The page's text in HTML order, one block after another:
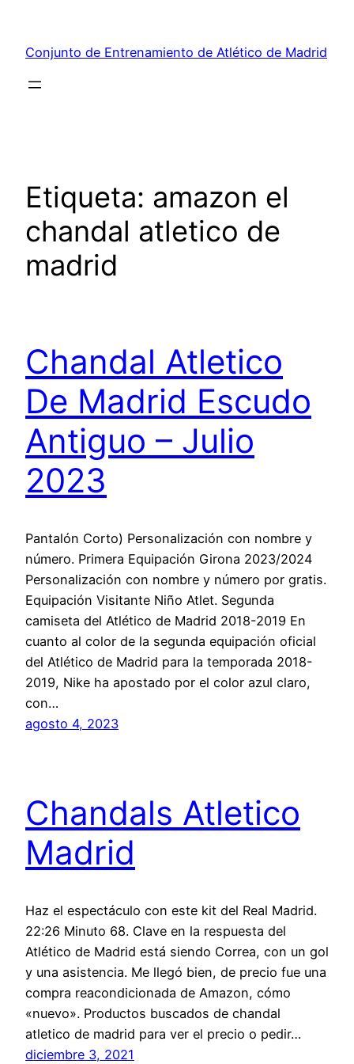
contenido
Conjunto de Entrenamiento de Atlético de Madrid
Etiqueta: amazon el
chandal atletico de
madrid
Chandal Atletico
De Madrid Escudo
Antiguo – Julio
2023
Pantalón Corto) Personalización con nombre y
número. Primera Equipación Girona 2023/2024
Personalización con nombre y número por gratis.
Equipación Visitante Niño Atlet. Segunda
camiseta del Atlético de Madrid 2018-2019 En
cuanto al color de la segunda equipación oficial
del Atlético de Madrid para la temporada 2018-
2019, Nike ha apostado por el color azul claro,
con…
agosto 4, 2023
Chandals Atletico
Madrid
Haz el espectáculo con este kit del Real Madrid.
22:26 Minuto 68. Clave en la respuesta del
Atlético de Madrid está siendo Correa, con un gol
y una asistencia. Me llegó bien, de precio fue una
compra reacondicionada de Amazon, cómo
«nuevo». Productos buscados de chandal
atletico de madrid para ver el precio o pedir…
diciembre 3, 2021